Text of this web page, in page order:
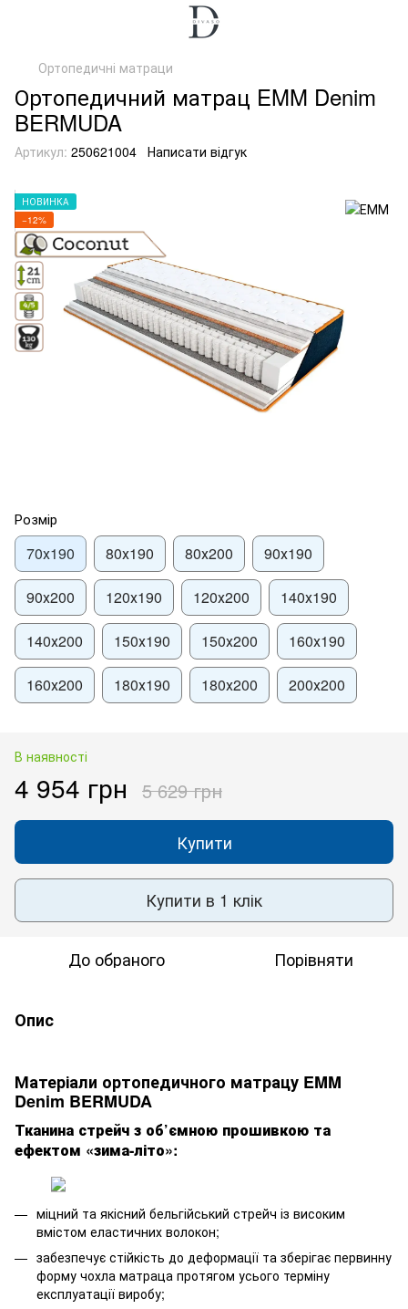
Ортопедичні матраци
Ортопедичний матрац EMM Denim
BERMUDA
Артикул: 250621004 Написати відгук
НОВИНКА
−12%
Розмір
70х190 80х190 80х200 90х190
90х200 120х190 120х200 140х190
140х200 150х190 150х200 160х190
160х200 180х190 180х200 200х200
В наявності
4 954 грн 5 629 грн
Купити
Купити в 1 клік
До обраного Порівняти
Опис
Матеріали ортопедичного матрацу EMM
Denim BERMUDA
Тканина стрейч з об’ємною прошивкою та
ефектом «зима-літо»:
міцний та якісний бельгійський стрейч із високим
вмістом еластичних волокон;
забезпечує стійкість до деформації та зберігає первинну
форму чохла матраца протягом усього терміну
експлуатації виробу;